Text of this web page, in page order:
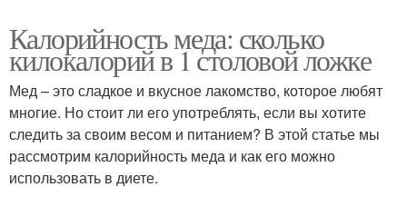
Калорийность меда: сколько
килокалорий в 1 столовой ложке
Мед – это сладкое и вкусное лакомство, которое любят
многие. Но стоит ли его употреблять, если вы хотите
следить за своим весом и питанием? В этой статье мы
рассмотрим калорийность меда и как его можно
использовать в диете.